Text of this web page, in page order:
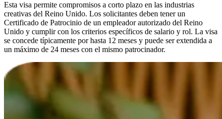
Esta visa permite compromisos a corto plazo en las industrias
creativas del Reino Unido. Los solicitantes deben tener un
Certificado de Patrocinio de un empleador autorizado del Reino
Unido y cumplir con los criterios específicos de salario y rol. La visa
se concede típicamente por hasta 12 meses y puede ser extendida a
un máximo de 24 meses con el mismo patrocinador.